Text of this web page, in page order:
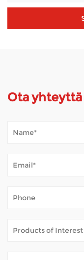
Ota
Kuinka Mobility